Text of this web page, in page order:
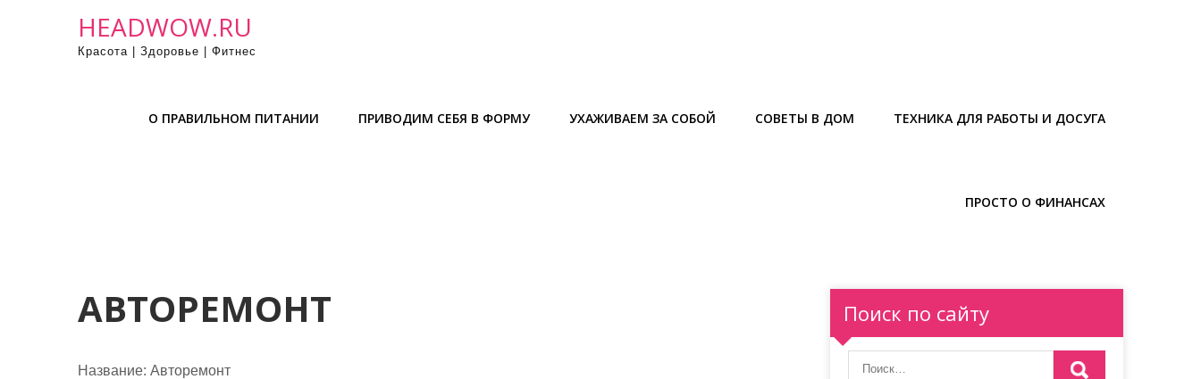
HEADWOW.RU
Красота | Здоровье | Фитнес
О ПРАВИЛЬНОМ ПИТАНИИ ПРИВОДИМ СЕБЯ В ФОРМУ УХАЖИВАЕМ ЗА СОБОЙ СОВЕТЫ В ДОМ ТЕХНИКА ДЛЯ РАБОТЫ И ДОСУГА
ПРОСТО О ФИНАНСАХ
АВТОРЕМОНТ
Название: Авторемонт
Поиск по сайту